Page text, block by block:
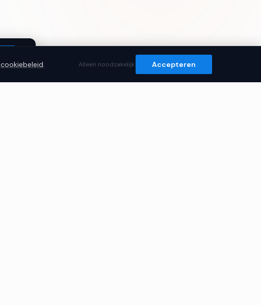
cookiebeleid Alleen noodzakelijk Accepteren